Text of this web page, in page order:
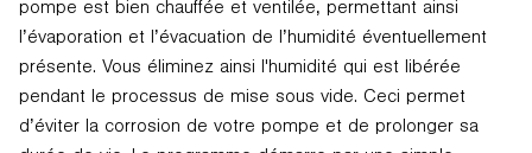
pompe est bien chauffée et ventilée, permettant ainsi
l’évaporation et l’évacuation de l’humidité éventuellement
présente. Vous éliminez ainsi l'humidité qui est libérée
pendant le processus de mise sous vide. Ceci permet
d’éviter la corrosion de votre pompe et de prolonger sa